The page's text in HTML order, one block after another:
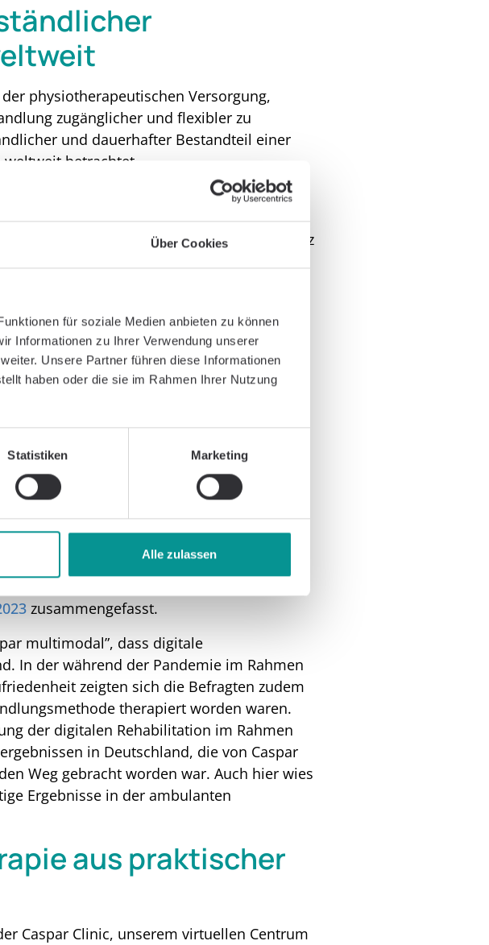
Über Cookies
für soziale Medien anbieten zu können
Informationen zu Ihrer Verwendung unserer
Unsere Partner führen diese Informationen
haben oder die sie im Rahmen Ihrer Nutzung
Statistiken Marketing
Alle zulassen
physiotherapeutischen Versorgung,
zugänglicher und flexibler zu
und dauerhafter Bestandteil einer
betrachtet.
sagt über die Leitlinien: „Die APTA sendet
Abwägung von Nutzen,
die Risiken deutlich überwiegt. Die Evidenz
und den Wert der Leitlinien, die
werden sollen.”
über die bahnbrechende Leitlinie
Telerehabilitation eine wirksame
(Quelle:PT)
bei
wie sie auch Caspar Health bereits
besonders hervor, dass
Behandlung schaffen kann, die in
mobil sind. Dieses Bild deckt sich mit
In einem Überblicksartikel, ebenfalls für
die Studienlage rund um die digitale
zusammengefasst.
multimodal”, dass digitale
In der während der Pandemie im Rahmen
zeigten sich die Befragten zudem
therapiert worden waren.
der digitalen Rehabilitation im Rahmen
in Deutschland, die von Caspar
Weg gebracht worden war. Auch hier wies
Ergebnisse in der ambulanten
aus praktischer
Caspar Clinic, unserem virtuellen Centrum